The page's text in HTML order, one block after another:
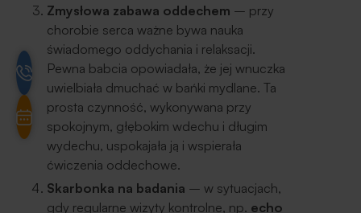
Zmysłowa zabawa oddechem – przy
chorobie serca ważne bywa nauka
świadomego oddychania i relaksacji.
Pewna babcia opowiadała, że jej wnuczka
uwielbiała dmuchać w bańki mydlane. Ta
prosta czynność, wykonywana przy
spokojnym, głębokim wdechu i długim
wydechu, uspokajała ją i wspierała
ćwiczenia oddechowe.
Skarbonka na badania – w sytuacjach,
gdy regularne wizyty kontrolne, np. echo